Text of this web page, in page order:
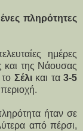
πληρότητες
ημέρες
και της Νάουσας
Σέλικαι τα3-5
ήταν σε
από πέρσι,